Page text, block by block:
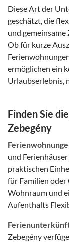
Diese Art der
geschätzt, die
und
Ob für kurze
ermöglichen ein
Urlaubserlebnis,
Finden Sie
Zebegény
und
praktischen
für Familien oder
Wohnraum und
Aufenthalts
Zebegény